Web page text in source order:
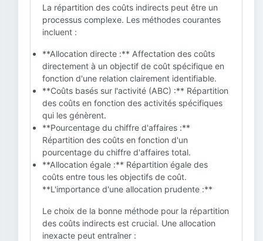
La répartition des coûts indirects peut être un
processus complexe. Les méthodes courantes
incluent :
**Allocation directe :** Affectation des coûts
directement à un objectif de coût spécifique en
fonction d'une relation clairement identifiable.
**Coûts basés sur l'activité (ABC) :** Répartition
des coûts en fonction des activités spécifiques
qui les génèrent.
**Pourcentage du chiffre d'affaires :**
Répartition des coûts en fonction d'un
pourcentage du chiffre d'affaires total.
**Allocation égale :** Répartition égale des
coûts entre tous les objectifs de coût.
**L'importance d'une allocation prudente :**
Le choix de la bonne méthode pour la répartition
des coûts indirects est crucial. Une allocation
inexacte peut entraîner :